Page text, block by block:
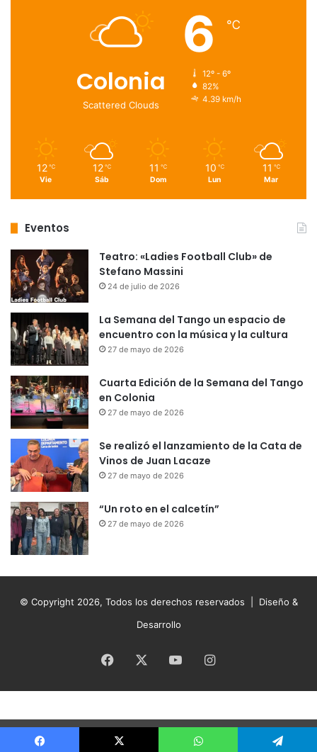
Colonia
Scattered Clouds
6 ℃
12º - 6º
82%
4.39 km/h
12 ℃
Vie
12 ℃
Sáb
11 ℃
Dom
10 ℃
Lun
11 ℃
Mar
Eventos
Teatro: «Ladies Football Club» de
Stefano Massini
24 de julio de 2026
La Semana del Tango un espacio de
encuentro con la música y la cultura
27 de mayo de 2026
Cuarta Edición de la Semana del Tango
en Colonia
27 de mayo de 2026
Se realizó el lanzamiento de la Cata de
Vinos de Juan Lacaze
27 de mayo de 2026
“Un roto en el calcetín”
27 de mayo de 2026
© Copyright 2026, Todos los derechos reservados | Diseño &
Desarrollo
Facebook YouTubeInstagram
Ir a la versión móvil